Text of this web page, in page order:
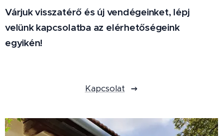
Várjuk visszatérő és új vendégeinket, lépj
velünk kapcsolatba az elérhetőségeink
egyikén!
Kapcsolat